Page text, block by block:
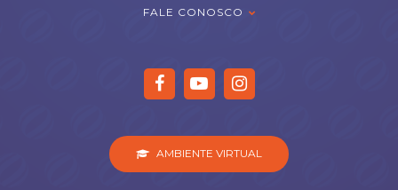
FALE CONOSCO
AMBIENTE VIRTUAL